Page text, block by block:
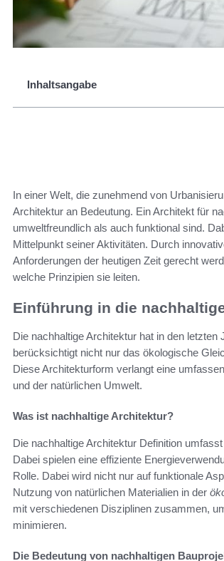
Inhaltsangabe
In einer Welt, die zunehmend von
Architektur an Bedeutung. Ein Architekt für
umweltfreundlich als auch funktional sind.
Mittelpunkt seiner Aktivitäten. Durch
Anforderungen der heutigen Zeit gerecht
welche Prinzipien sie leiten.
Einführung in die
Die nachhaltige Architektur hat in den
berücksichtigt nicht nur das ökologische
Diese Architekturform verlangt eine
und der natürlichen Umwelt.
Was ist nachhaltige Architektur?
Die nachhaltige Architektur Definition
Dabei spielen eine effiziente
Rolle. Dabei wird nicht nur auf funktionale
Nutzung von natürlichen Materialien in der
mit verschiedenen Disziplinen zusammen,
minimieren.
Die Bedeutung von nachhaltigen